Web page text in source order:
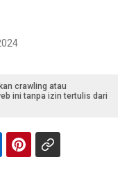
crawling atau
ini tanpa izin tertulis dari